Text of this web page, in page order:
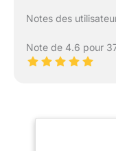
Notes des
Note de 4.6 pour